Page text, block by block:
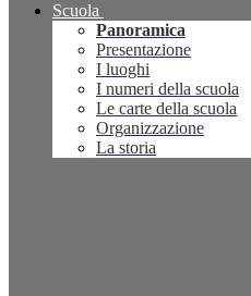
Scuola
Panoramica
Presentazione
I luoghi
I numeri della scuola
Le carte della scuola
Organizzazione
La storia